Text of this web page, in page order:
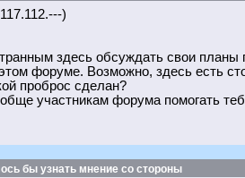
)
здесь обсуждать свои
форуме. Возможно, здесь есть
проброс сделан?
участникам форума помогать
бы узнать мнение со стороны